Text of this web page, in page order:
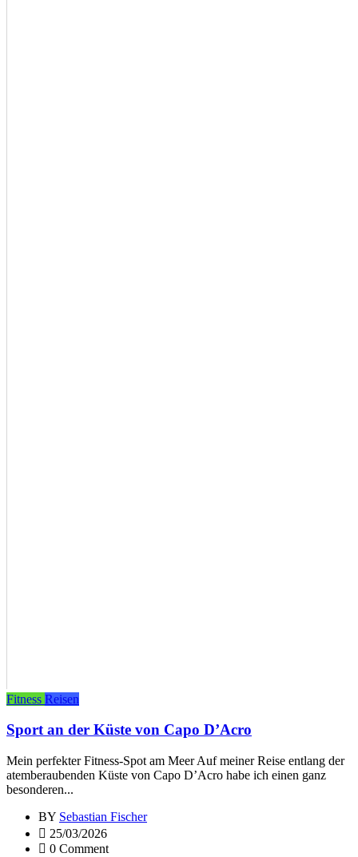
Fitness Reisen
Sport an der Küste von Capo D’Acro
Mein perfekter Fitness-Spot am Meer Auf meiner Reise entlang der
atemberaubenden Küste von Capo D’Acro habe ich einen ganz
besonderen...
BY Sebastian Fischer
25/03/2026
0 Comment